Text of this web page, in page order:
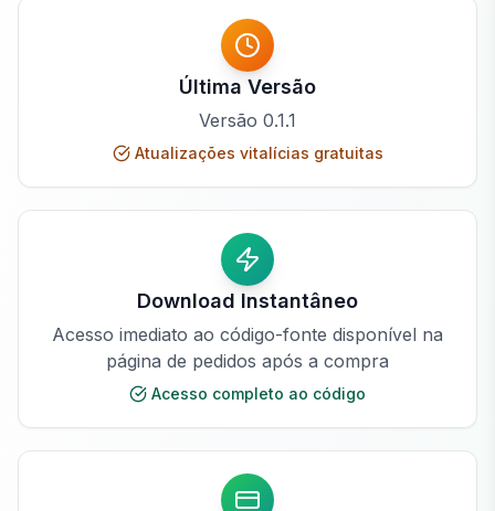
Última Versão
Versão 0.1.1
Atualizações vitalícias gratuitas
Download Instantâneo
Acesso imediato ao código-fonte disponível na
página de pedidos após a compra
Acesso completo ao código